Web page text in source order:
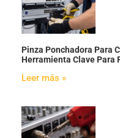
Pinza Ponchadora Para
Herramienta Clave Para
Leer más »